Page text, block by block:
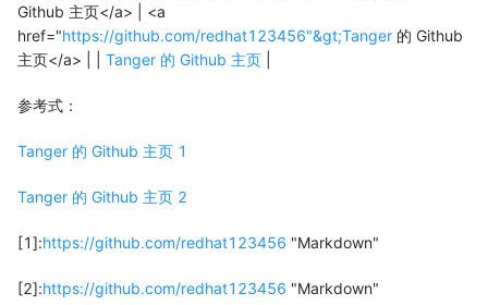
Github 主页</a> | <a
href="https://github.com/redhat123456"&gt;Tanger 的 Github
主页</a> | | Tanger 的 Github 主页
参考式：
Tanger 的 Github 主页 1
Tanger 的 Github 主页 2
[1]:https://github.com/redhat123456 "Markdown"
[2]:https://github.com/redhat123456 "Markdown"